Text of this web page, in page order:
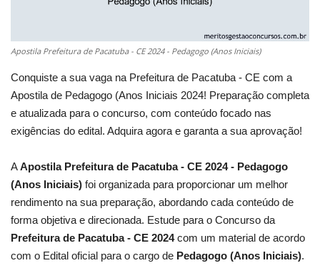
Apostila Prefeitura de Pacatuba - CE 2024 - Pedagogo (Anos Iniciais)
Conquiste a sua vaga na Prefeitura de Pacatuba - CE com a
Apostila de Pedagogo (Anos Iniciais 2024! Preparação completa
e atualizada para o concurso, com conteúdo focado nas
exigências do edital. Adquira agora e garanta a sua aprovação!
AApostila Prefeitura de Pacatuba - CE 2024 - Pedagogo
(Anos Iniciais) foi organizada para proporcionar um melhor
rendimento na sua preparação, abordando cada conteúdo de
forma objetiva e direcionada. Estude para o Concurso da
Prefeitura de Pacatuba - CE 2024com um material de acordo
com o Edital oficial para o cargo de Pedagogo (Anos Iniciais).